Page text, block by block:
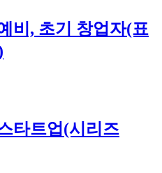
비, 초기 창업자(표
타트업(시리즈